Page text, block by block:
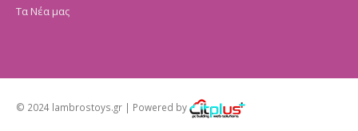
Τα Νέα μας
© 2024 lambrostoys.gr | Powered by